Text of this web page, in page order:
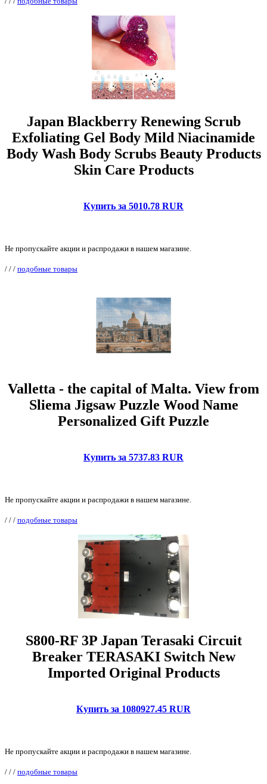
Japan Blackberry Renewing Scrub
Exfoliating Gel Body Mild Niacinamide
Body Wash Body Scrubs Beauty Products
Skin Care Products
Купить за 5010.78 RUR
Не пропускайте акции и распродажи в нашем магазине.
/ / / подобные товары
Valletta - the capital of Malta. View from
Sliema Jigsaw Puzzle Wood Name
Personalized Gift Puzzle
Купить за 5737.83 RUR
Не пропускайте акции и распродажи в нашем магазине.
/ / / подобные товары
S800-RF 3P Japan Terasaki Circuit
Breaker TERASAKI Switch New
Imported Original Products
Купить за 1080927.45 RUR
Не пропускайте акции и распродажи в нашем магазине.
/ / / подобные товары